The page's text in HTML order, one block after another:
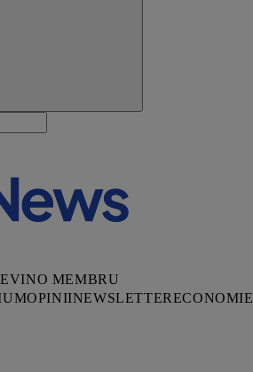
MEMBRU
OPINIINEWSLETTERECONOMIE